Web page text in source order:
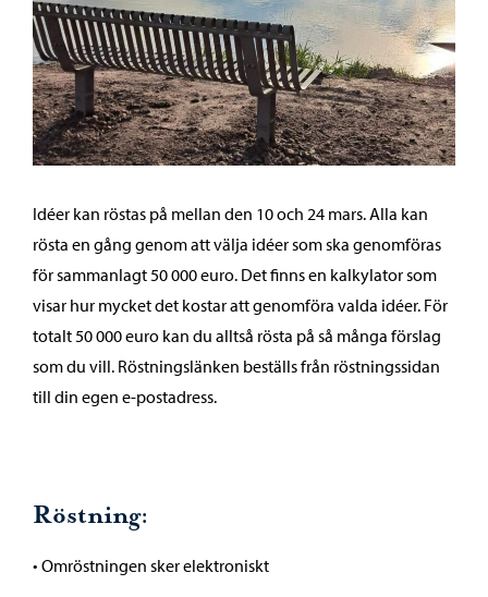
Idéer kan röstas på mellan den 10 och 24 mars. Alla kan
rösta en gång genom att välja idéer som ska genomföras
för sammanlagt 50 000 euro. Det finns en kalkylator som
visar hur mycket det kostar att genomföra valda idéer. För
totalt 50 000 euro kan du alltså rösta på så många förslag
som du vill. Röstningslänken beställs från röstningssidan
till din egen e-postadress.
Röstning:
• Omröstningen sker elektroniskt